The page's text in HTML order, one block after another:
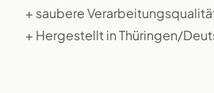
+ saubere
+ Hergestellt in Thüringen/